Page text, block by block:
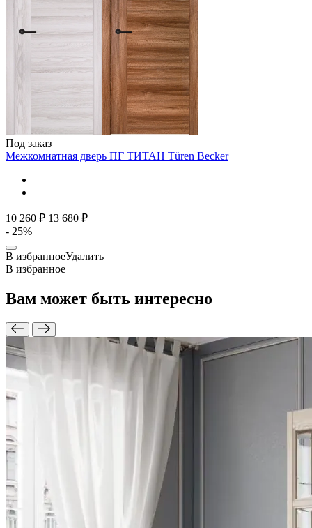
Под заказ
Межкомнатная дверь ПГ ТИТАН Türen Becker
10 260 ₽ 13 680 ₽
- 25%
В избранноеУдалить
В избранное
Вам может быть интересно